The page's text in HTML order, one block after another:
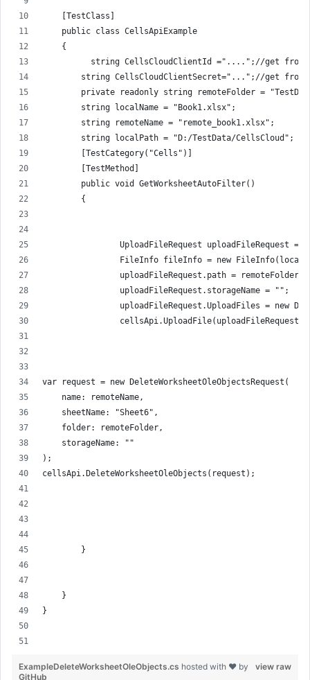
    [TestClass]
    public class CellsApiExample
    {
string CellsCloudClientId ="....";//get
string CellsCloudClientSecret="...";//get
private readonly string remoteFolder =
        string localName = "Book1.xlsx";
        string remoteName = "remote_book1.xlsx";
        string localPath = "D:/TestData/CellsCloud";
        [TestCategory("Cells")]
        [TestMethod]
        public void GetWorksheetAutoFilter()
        {
UploadFileRequest uploadFileRequest =
FileInfo fileInfo = new
uploadFileRequest.path = remoteFolder
                uploadFileRequest.storageName = "";
uploadFileRequest.UploadFiles = new
                cellsApi.UploadFile(uploadFileRequest);
var request = new DeleteWorksheetOleObjectsRequest(
    name: remoteName,
    sheetName: "Sheet6",
    folder: remoteFolder,
    storageName: ""
);
cellsApi.DeleteWorksheetOleObjects(request);
        }
    }
}
view raw
ExampleDeleteWorksheetOleObjects.cs hosted with ❤ by
GitHub